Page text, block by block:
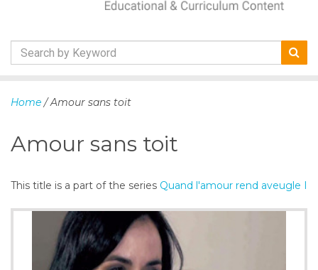
k
t
o
Home / Amour sans toit
Amour sans toit
This title is a part of the series Quand l'amour rend aveugle I